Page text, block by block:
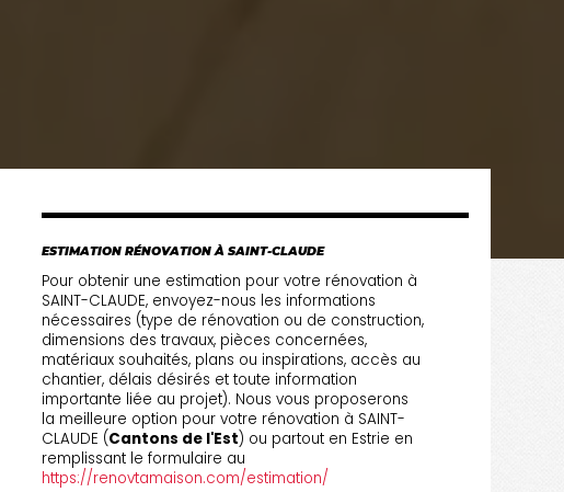
ESTIMATION RÉNOVATION À SAINT-CLAUDE
Pour obtenir une estimation pour votre rénovation à
SAINT-CLAUDE, envoyez-nous les informations
nécessaires (type de rénovation ou de construction,
dimensions des travaux, pièces concernées,
matériaux souhaités, plans ou inspirations, accès au
chantier, délais désirés et toute information
importante liée au projet). Nous vous proposerons
la meilleure option pour votre rénovation à SAINT-
CLAUDE (Cantons de l'Est) ou partout en Estrie en
remplissant le formulaire au
https://renovtamaison.com/estimation/